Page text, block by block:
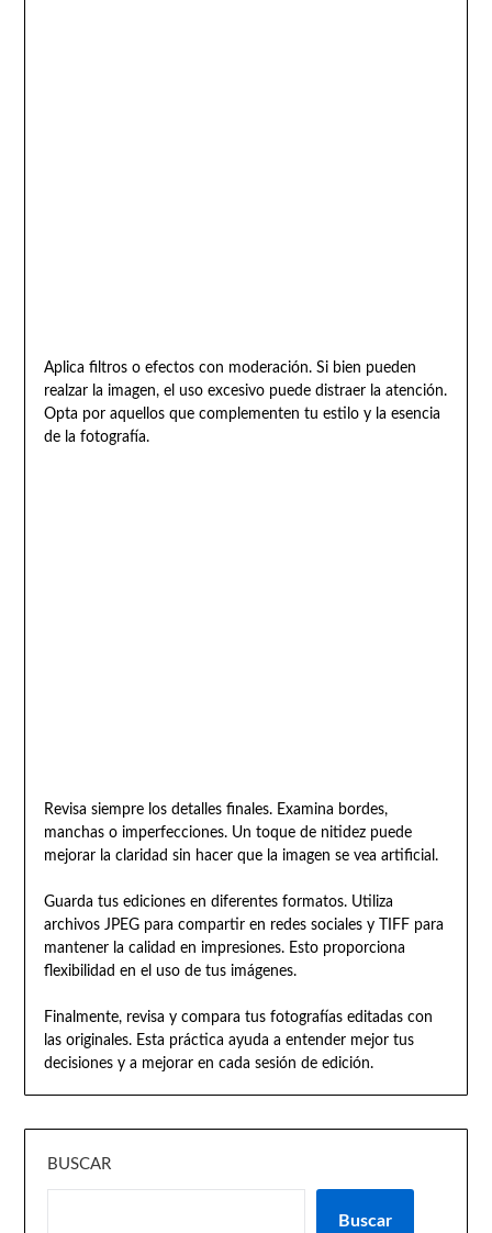
Aplica filtros o efectos con moderación. Si bien pueden
realzar la imagen, el uso excesivo puede distraer la atención.
Opta por aquellos que complementen tu estilo y la esencia
de la fotografía.
Revisa siempre los detalles finales. Examina bordes,
manchas o imperfecciones. Un toque de nitidez puede
mejorar la claridad sin hacer que la imagen se vea artificial.
Guarda tus ediciones en diferentes formatos. Utiliza
archivos JPEG para compartir en redes sociales y TIFF para
mantener la calidad en impresiones. Esto proporciona
flexibilidad en el uso de tus imágenes.
Finalmente, revisa y compara tus fotografías editadas con
las originales. Esta práctica ayuda a entender mejor tus
decisiones y a mejorar en cada sesión de edición.
BUSCAR
Buscar